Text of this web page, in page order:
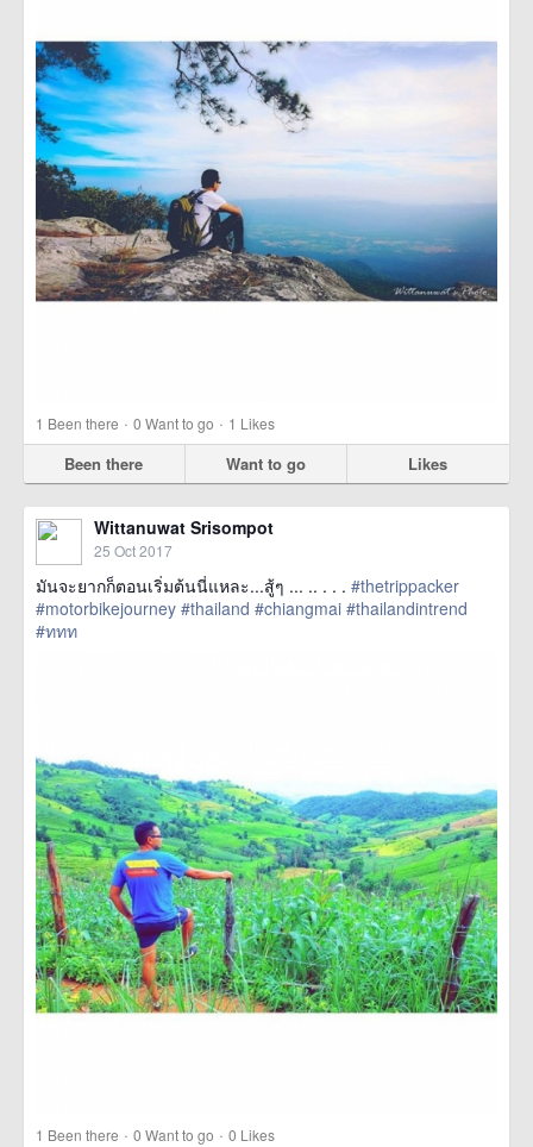
1 Been there · 0 Want to go · 1 Likes
Been there Want to go Likes
Wittanuwat Srisompot
25 Oct 2017
มันจะยากก็ตอนเริ่มต้นนี่แหละ...สู้ๆ ... .. . . . #thetrippacker
#motorbikejourney #thailand #chiangmai #thailandintrend
#ททท
1 Been there · 0 Want to go · 0 Likes